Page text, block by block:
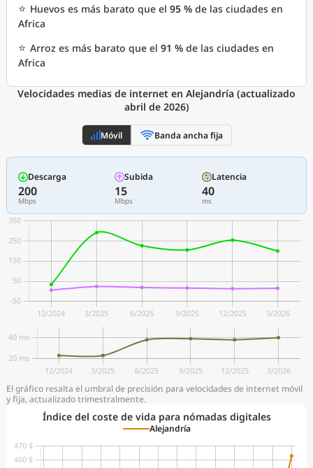
⭐ Huevos es más barato que el 95 % de las ciudades en
Africa
⭐ Arroz es más barato que el 91 % de las ciudades en
Africa
Velocidades medias de internet en Alejandría (actualizado
abril de 2026)
Móvil Banda ancha fija
Descarga
200
Mbps
Subida
15
Mbps
Latencia
40
ms
El gráfico resalta el umbral de precisión para velocidades de internet móvil
y fija, actualizado trimestralmente.
Índice del coste de vida para nómadas digitales
Alejandría